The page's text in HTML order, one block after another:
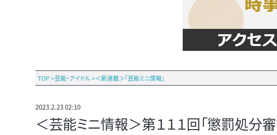
TOP >芸能・アイドル>＜新連載＞「芸能ミニ情報」
2023.2.23 02:10
＜芸能ミニ情報＞第１１１回「懲罰処分